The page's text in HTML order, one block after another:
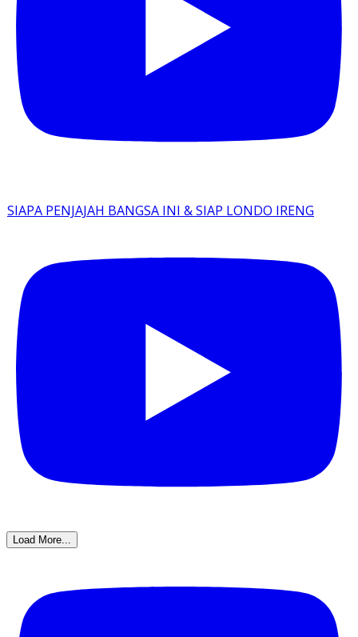
SIAPA PENJAJAH BANGSA INI & SIAP LONDO IRENG
Load More...